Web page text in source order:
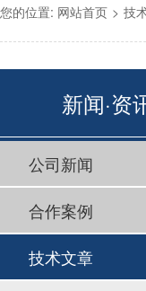
您的位置: 网站首页 > 技
新闻·资
公司新闻
合作案例
技术文章